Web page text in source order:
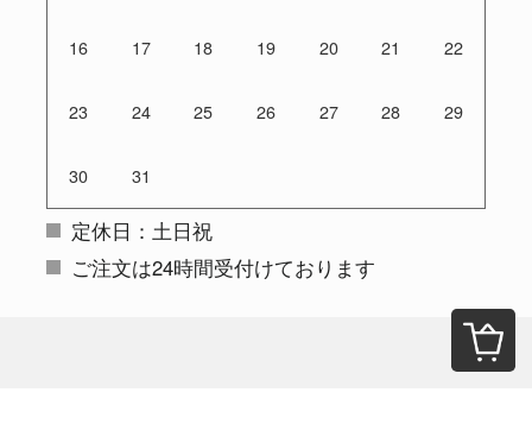
16 17 18 19 20 21 22
23 24 25 26 27 28 29
30 31
定休日：土日祝
ご注文は24時間受付けております